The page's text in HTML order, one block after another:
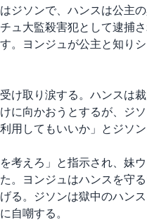
ジソンで、ハンスは公主
ュ大監殺害犯として逮捕
。ヨンジュが公主と知り
け取り涙する。ハンスは
に向かおうとするが、ジ
用してもいいか」とジソン
考えろ」と指示され、妹
。ヨンジュはハンスを守
る。ジソンは獄中のハン
自嘲する。